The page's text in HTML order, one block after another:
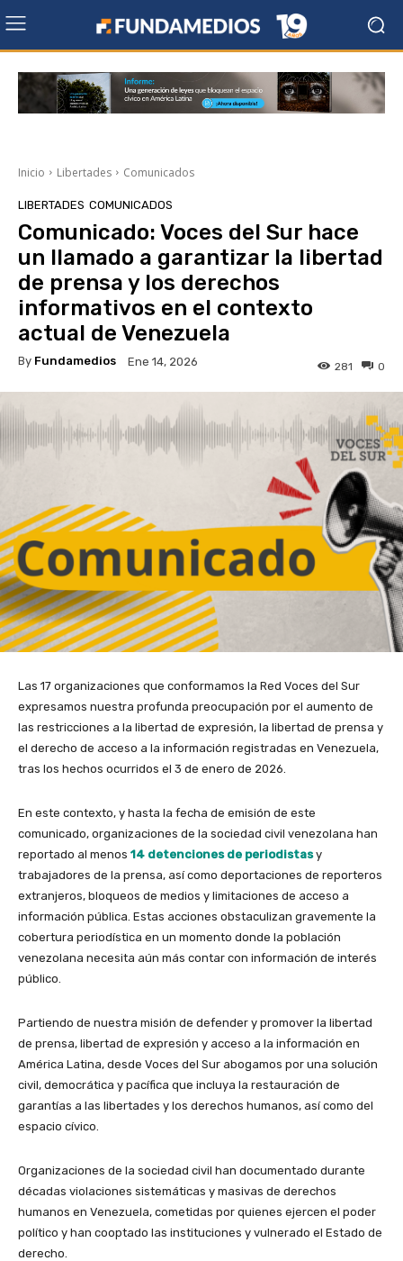
Inicio Libertades Comunicados
LIBERTADES COMUNICADOS
Comunicado: Voces del Sur hace
un llamado a garantizar la libertad
de prensa y los derechos
informativos en el contexto
actual de Venezuela
By Fundamedios Ene 14, 2026 0
281
Las 17 organizaciones que conformamos la Red Voces del Sur
expresamos nuestra profunda preocupación por el aumento de
las restricciones a la libertad de expresión, la libertad de prensa y
el derecho de acceso a la información registradas en Venezuela,
tras los hechos ocurridos el 3 de enero de 2026.
En este contexto, y hasta la fecha de emisión de este
comunicado, organizaciones de la sociedad civil venezolana han
reportado al menos 14 detenciones de periodistasy
trabajadores de la prensa, así como deportaciones de reporteros
extranjeros, bloqueos de medios y limitaciones de acceso a
información pública. Estas acciones obstaculizan gravemente la
cobertura periodística en un momento donde la población
venezolana necesita aún más contar con información de interés
público.
Partiendo de nuestra misión de defender y promover la libertad
de prensa, libertad de expresión y acceso a la información en
América Latina, desde Voces del Sur abogamos por una solución
civil, democrática y pacífica que incluya la restauración de
garantías a las libertades y los derechos humanos, así como del
espacio cívico.
Organizaciones de la sociedad civil han documentado durante
décadas violaciones sistemáticas y masivas de derechos
humanos en Venezuela, cometidas por quienes ejercen el poder
político y han cooptado las instituciones y vulnerado el Estado de
derecho.